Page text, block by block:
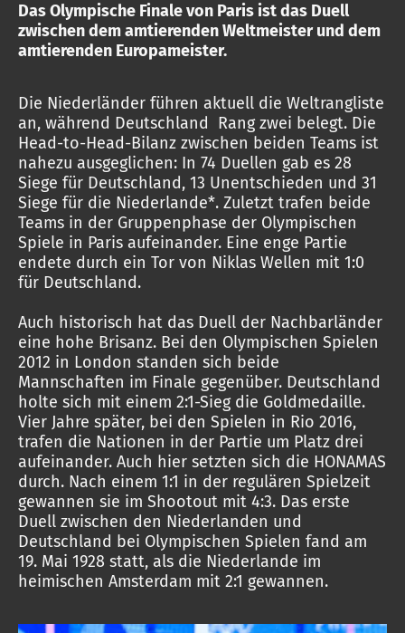
Das Olympische Finale von Paris ist das Duell
zwischen dem amtierenden Weltmeister und dem
amtierenden Europameister.
Die Niederländer führen aktuell die Weltrangliste
an, während Deutschland Rang zwei belegt. Die
Head-to-Head-Bilanz zwischen beiden Teams ist
nahezu ausgeglichen: In 74 Duellen gab es 28
Siege für Deutschland, 13 Unentschieden und 31
Siege für die Niederlande*. Zuletzt trafen beide
Teams in der Gruppenphase der Olympischen
Spiele in Paris aufeinander. Eine enge Partie
endete durch ein Tor von Niklas Wellen mit 1:0
für Deutschland.
Auch historisch hat das Duell der Nachbarländer
eine hohe Brisanz. Bei den Olympischen Spielen
2012 in London standen sich beide
Mannschaften im Finale gegenüber. Deutschland
holte sich mit einem 2:1-Sieg die Goldmedaille.
Vier Jahre später, bei den Spielen in Rio 2016,
trafen die Nationen in der Partie um Platz drei
aufeinander. Auch hier setzten sich die HONAMAS
durch. Nach einem 1:1 in der regulären Spielzeit
gewannen sie im Shootout mit 4:3. Das erste
Duell zwischen den Niederlanden und
Deutschland bei Olympischen Spielen fand am
19. Mai 1928 statt, als die Niederlande im
heimischen Amsterdam mit 2:1 gewannen.